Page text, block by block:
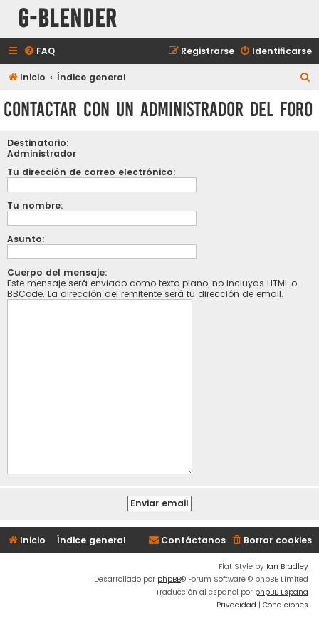
G-Blender
FAQ Identificarse
Registrarse
Inicio Índice general
s
Contactar con un Administrador del Foro
Destinatario:
Administrador
Tu dirección de correo electrónico:
Tu nombre:
Asunto:
Cuerpo del mensaje:
Este mensaje será enviado como texto plano, no incluyas HTML o
BBCode. La dirección del remitente será tu dirección de email.
Inicio Índice general Borrar cookies
Contáctanos
Flat Style by Ian Bradley
Desarrollado por phpBB® Forum Software © phpBB Limited
Traducción al español por phpBB España
Privacidad | Condiciones